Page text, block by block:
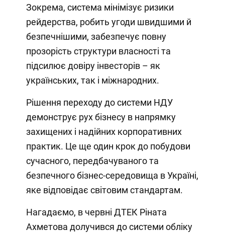
Зокрема, система мінімізує ризики
рейдерства, робить угоди швидшими й
безпечнішими, забезпечує повну
прозорість структури власності та
підсилює довіру інвесторів – як
українських, так і міжнародних.
Рішення переходу до системи НДУ
демонструє рух бізнесу в напрямку
захищених і надійних корпоративних
практик. Це ще один крок до побудови
сучасного, передбачуваного та
безпечного бізнес-середовища в Україні,
яке відповідає світовим стандартам.
Нагадаємо, в червні ДТЕК Ріната
Ахметова долучився до системи обліку